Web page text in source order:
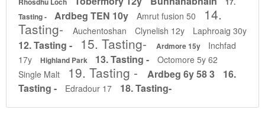
Tasting -
Ardbeg TEN 10y Amrut fusion 50
14.
Tasting-
Auchentoshan Clynelish 12y Laphroaig 30y
12. Tasting - 15. Tasting- Ardmore 15y
Inchfad
17y
Highland Park 13. Tasting -
Octomore 5y 62
Single Malt
19. Tasting - Ardbeg 6y 58 3
16.
Tasting -
Edradour 17 18. Tasting-